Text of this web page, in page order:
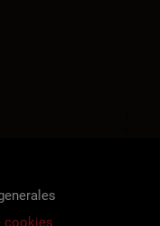
cookies